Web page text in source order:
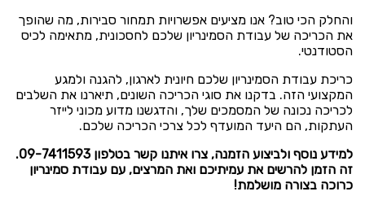
והחלק הכי טוב? אנו מציעים אפשרויות תמחור סבירות, מה שהופך
את הכריכה של עבודת הסמינריון שלכם לחסכונית, מתאימה לכיס
הסטודנטי.
כריכת עבודת הסמינריון שלכם חיונית לארגון, להגנה ולמגע
המקצועי הזה. בדקנו את סוגי הכריכה השונים, תיארנו את השלבים
לכריכה נכונה של המסמכים שלך, והדגשנו מדוע מכוני לייזר
העתקות, הם היעד המועדף לכל צרכי הכריכה שלכם.
למידע נוסף ולביצוע הזמנה, צרו איתנו קשר בטלפון 09-7411593.
זה הזמן להרשים את עמיתיכם ואת המרצים, עם עבודת סמינריון
כרוכה בצורה מושלמת!